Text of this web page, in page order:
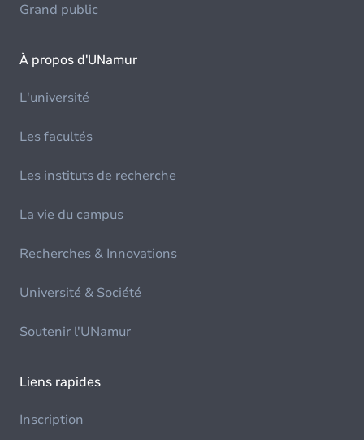
Grand public
À propos d'UNamur
L'université
Les facultés
Les instituts de recherche
La vie du campus
Recherches & Innovations
Université & Société
Soutenir l'UNamur
Liens rapides
Inscription